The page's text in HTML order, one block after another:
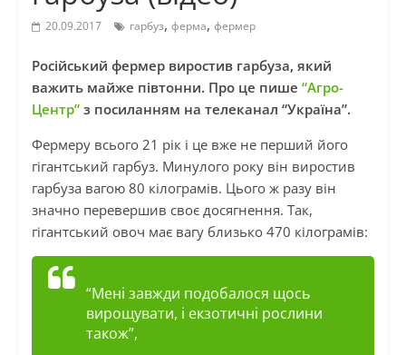
20.09.2017 гарбуз, ферма, фермер
Російський фермер виростив гарбуза, який
важить майже півтонни. Про це пише “Агро-
Центр”з посиланням на телеканал “Україна”.
Фермеру всього 21 рік і це вже не перший його
гігантський гарбуз. Минулого року він виростив
гарбуза вагою 80 кілограмів. Цього ж разу він
значно перевершив своє досягнення. Так,
гігантський овоч має вагу близько 470 кілограмів:
“Мені завжди подобалося щось
вирощувати, і екзотичні рослини
також”,